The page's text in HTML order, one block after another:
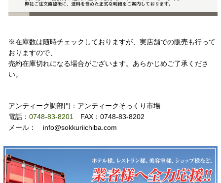
※在庫数は随時チェックしておりますが、実店舗での販売も行って
おりますので、
売約在庫切れになる場合がございます。あらかじめご了承くださ
い。
アンティーク調部門：アンティークそっくり市場
電話： 0748-83-8201
FAX：0748-83-8202
メール： info@sokkuriichiba.com